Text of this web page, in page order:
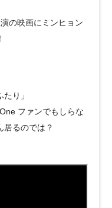
の映画にミンヒョン
り」
ファンでもしらな
居るのでは？